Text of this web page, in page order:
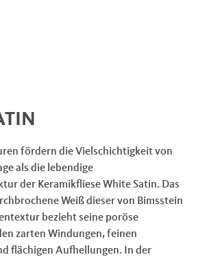
fördern die Vielschichtigkeit von
als die lebendige
der Keramikfliese White Satin. Das
Weiß dieser von Bimsstein
bezieht seine poröse
zarten Windungen, feinen
flächigen Aufhellungen. In der